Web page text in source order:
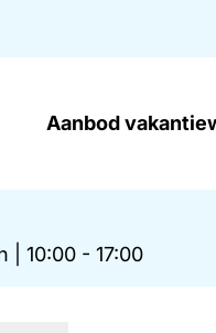
Aanbod
10:00 - 17:00